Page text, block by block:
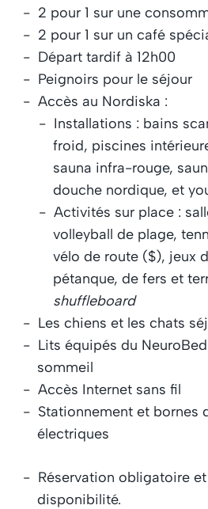
2 pour 1 sur une
2 pour 1 sur un café
Départ tardif à 12h00
Peignoirs pour le séjour
Accès au Nordiska :
Installations : bains
froid, piscines
sauna infra-rouge,
douche nordique, et
Activités sur place :
volleyball de plage,
vélo de route ($), jeux
pétanque, de fers et
shuffleboard
Les chiens et les chats
Lits équipés du
sommeil
Accès Internet sans fil
Stationnement et bornes
électriques
Réservation obligatoire
disponibilité.